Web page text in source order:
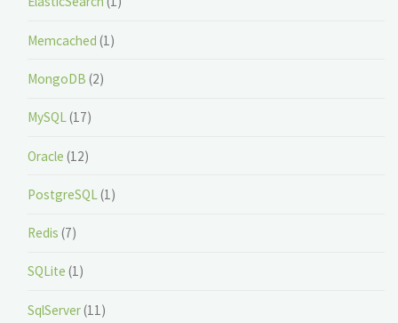
Memcached (1)
MongoDB (2)
MySQL(17)
Oracle (12)
PostgreSQL(1)
Redis (7)
SQLite (1)
SqlServer(11)